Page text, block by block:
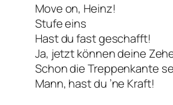
Move on, Heinz!
Stufe eins
Hast du fast geschafft!
Ja, jetzt können deine
Schon die Treppenkante
Mann, hast du ’ne Kraft!